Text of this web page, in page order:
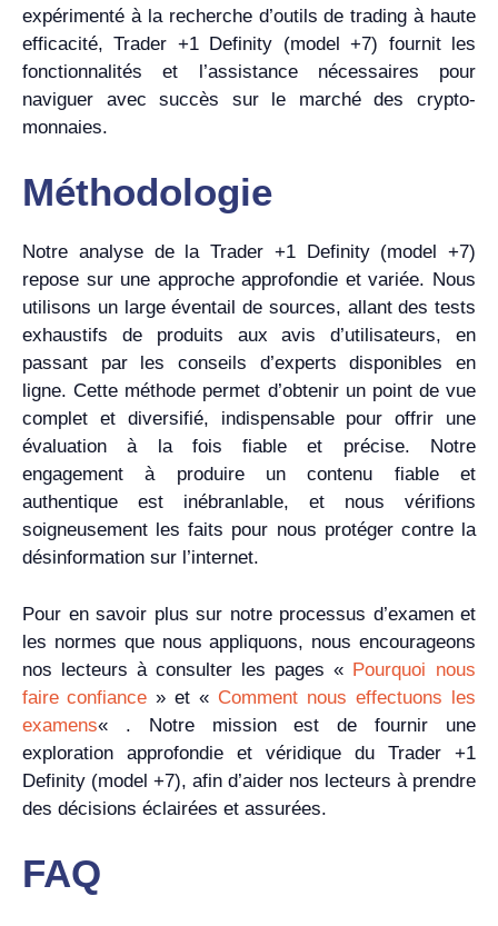
expérimenté à la recherche d’outils de trading à haute
efficacité, Trader +1 Definity (model +7) fournit les
fonctionnalités et l’assistance nécessaires pour
naviguer avec succès sur le marché des crypto-
monnaies.
Méthodologie
Notre analyse de la Trader +1 Definity (model +7)
repose sur une approche approfondie et variée. Nous
utilisons un large éventail de sources, allant des tests
exhaustifs de produits aux avis d’utilisateurs, en
passant par les conseils d’experts disponibles en
ligne. Cette méthode permet d’obtenir un point de vue
complet et diversifié, indispensable pour offrir une
évaluation à la fois fiable et précise. Notre
engagement à produire un contenu fiable et
authentique est inébranlable, et nous vérifions
soigneusement les faits pour nous protéger contre la
désinformation sur l’internet.
Pour en savoir plus sur notre processus d’examen et
les normes que nous appliquons, nous encourageons
nos lecteurs à consulter les pages « Pourquoi nous
faire confiance » et « Comment nous effectuons les
examens« . Notre mission est de fournir une
exploration approfondie et véridique du Trader +1
Definity (model +7), afin d’aider nos lecteurs à prendre
des décisions éclairées et assurées.
FAQ